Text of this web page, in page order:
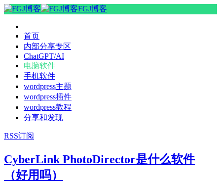
FGJ博客
首页
内部分享专区
ChatGPT/AI
电脑软件
手机软件
wordpress主题
wordpress插件
wordpress教程
分享和发现
RSS订阅
CyberLink PhotoDirector是什么软件
（好用吗）